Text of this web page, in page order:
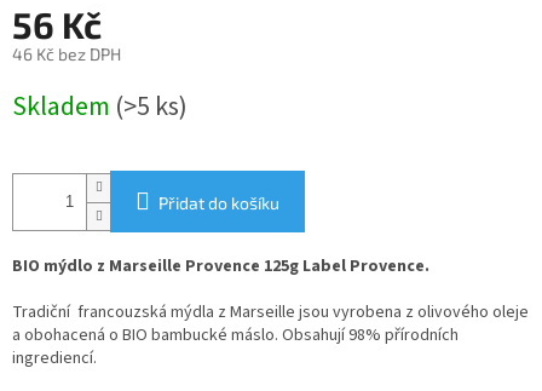
56 Kč
46 Kč bez DPH
cena:
Skladem (>5 ks)
Přidat do košíku
BIO mýdlo z Marseille Provence 125g Label Provence.
Tradiční francouzská mýdla z Marseille jsou vyrobena z olivového oleje
a obohacená o BIO bambucké máslo. Obsahují 98% přírodních
ingrediencí.